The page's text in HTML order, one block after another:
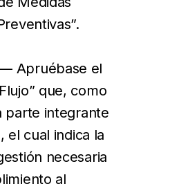
Apruébase el
que, como
parte integrante
el cual indica la
necesaria
al